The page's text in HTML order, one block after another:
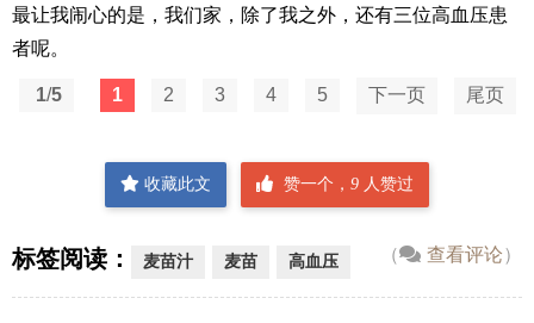
最让我闹心的是，我们家，除了我之外，还有三位高血压患
者呢。
1/5 1 2 3 4 5 下一页 尾页
收藏此文 赞一个，9 人赞过
（ 查看评论）
标签阅读： 麦苗汁 麦苗 高血压